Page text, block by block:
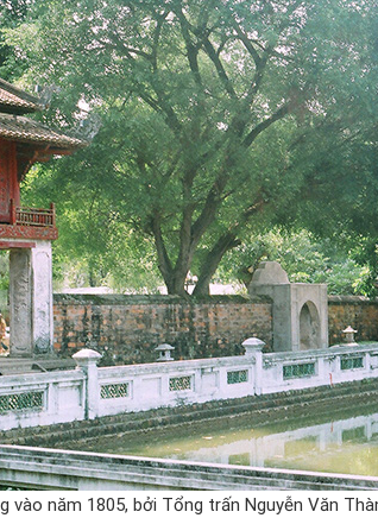
vào năm 1805, bởi Tổng trấn Nguyễn Văn